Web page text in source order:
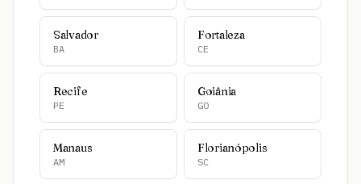
Salvador
BA
Fortaleza
CE
Recife
PE
Goiânia
GO
Manaus
AM
Florianópolis
SC